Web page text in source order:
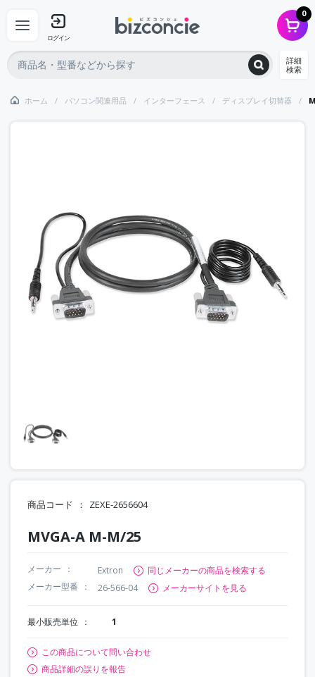
ログイン
0
詳細
検索
ホーム パソコン関連用品 インターフェース ディスプレイ切替器
商品コード ZEXE-2656604
MVGA-A M-M/25
メーカー Extron
同じメーカーの商品を検索する
メーカー型番
26-566-04 メーカーサイトを見る
最小販売単位 1
この商品について問い合わせ
商品詳細の誤りを報告